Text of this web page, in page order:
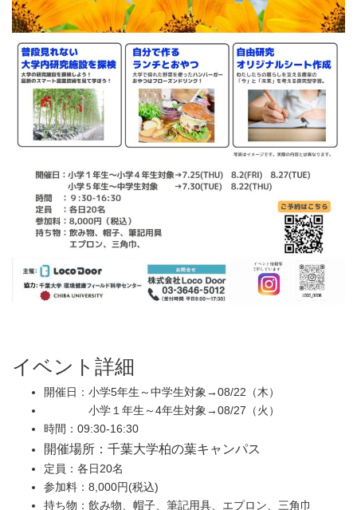
イベント詳細
開催日：小学5年生～中学生対象→08/22（木）
小学１年生～4年生対象→08/27（火）
時間：09:30-16:30
開催場所：千葉大学柏の葉キャンパス
定員：各日20名
参加料：8,000円(税込)
持ち物：飲み物、帽子、筆記用具、エプロン、三角巾